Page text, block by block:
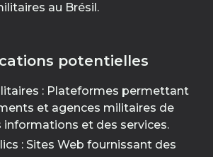
au Brésil.
potentielles
: Plateformes permettant
et agences militaires de
informations et des services.
: Sites Web fournissant des